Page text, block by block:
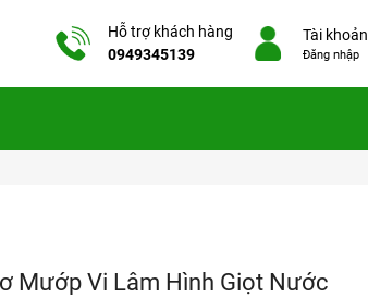
Hỗ trợ khách hàng
0949345139
Tài khoản
Đăng nhập
Mướp Vi Lâm Hình Giọt Nước